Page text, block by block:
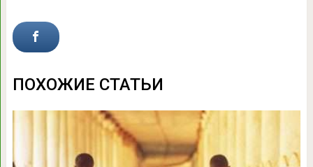
ПОХОЖИЕ СТАТЬИ